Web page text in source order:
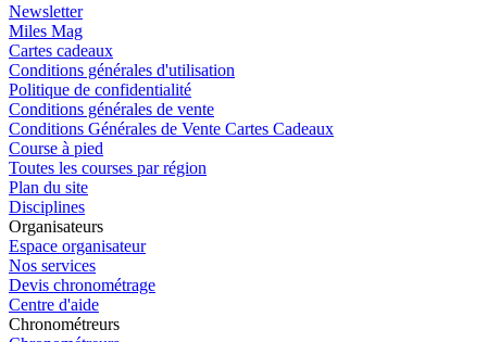
Newsletter
Miles Mag
Cartes cadeaux
Conditions générales d'utilisation
Politique de confidentialité
Conditions générales de vente
Conditions Générales de Vente Cartes Cadeaux
Course à pied
Toutes les courses par région
Plan du site
Disciplines
Organisateurs
Espace organisateur
Nos services
Devis chronométrage
Centre d'aide
Chronométreurs